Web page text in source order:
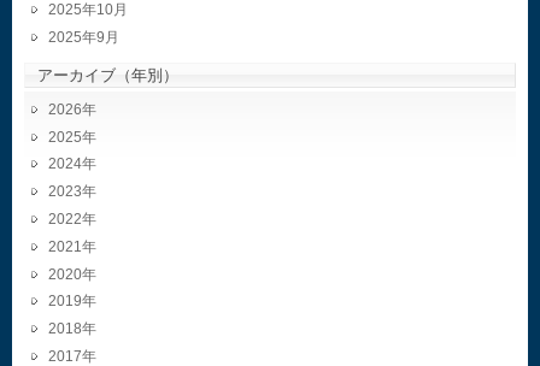
2025年10月
2025年9月
アーカイブ（年別）
2026
2025
2024
2023
2022
2021
2020
2019
2018
2017